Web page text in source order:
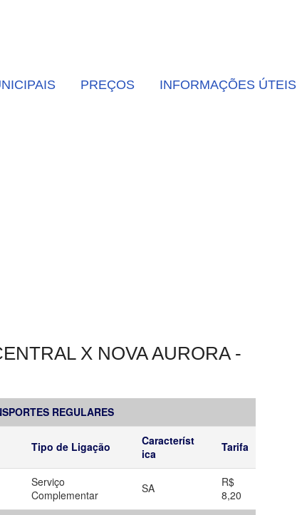
PREÇOS INFORMAÇÕES ÚTEIS
X NOVA AURORA -
REGULARES
Tipo de Ligação
Característ
ica
Tarifa
Serviço
Complementar
SA
R$
8,20